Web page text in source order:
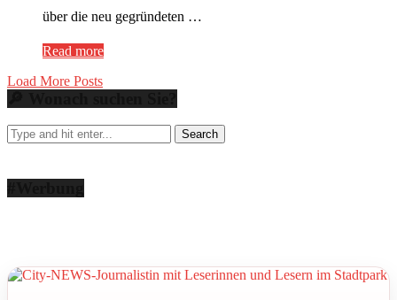
über die neu gegründeten …
Read more
Load More Posts